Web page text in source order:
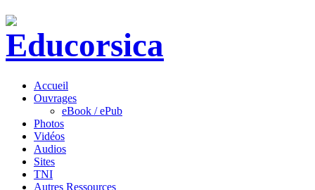
Accueil
Ouvrages
eBook / ePub
Photos
Vidéos
Audios
Sites
TNI
Autres Ressources